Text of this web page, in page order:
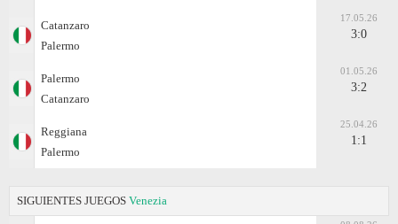
Catanzaro
Palermo
17.05.26
3:0
Palermo
Catanzaro
01.05.26
3:2
Reggiana
Palermo
25.04.26
1:1
SIGUIENTES JUEGOS Venezia